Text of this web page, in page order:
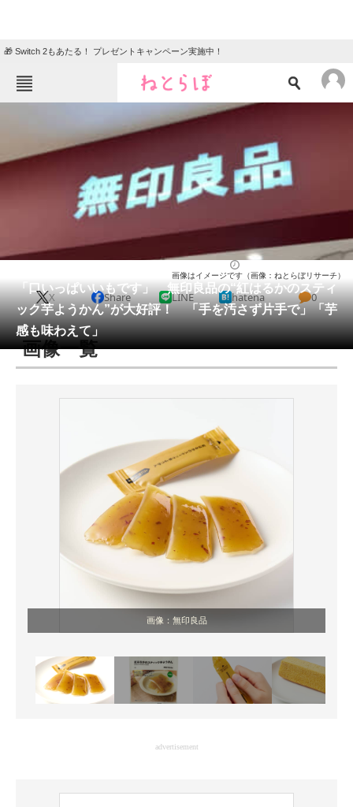
🎁 Switch 2もあたる！ プレゼントキャンペーン実施中！
エンタメ クイズ
地域
動物 リサーチ
会員記事
メディア
注目記事を集めた総合ページ
進化するPCとデバイスの未来
好きが集まる 比べて選べる
ビジネスと働き方のヒント
AI活用のいまが分かる
企業ITのトレンドを詳説
経営リーダーのコミュニティ
マーケ×ITの今がよく分かる
ITエンジニア向け専門サイト
製造業のIT導入・活用を支援
「口いっぱいいもです」 無印良品の“紅はるかのスティ
ック芋ようかん”が大好評！ 「手を汚さず片手で」「芋
感も味わえて」
画像はイメージです（画像：ねとらぼリサーチ）
X Share LINE hatena 0
画像一覧
画像：無印良品
advertisement